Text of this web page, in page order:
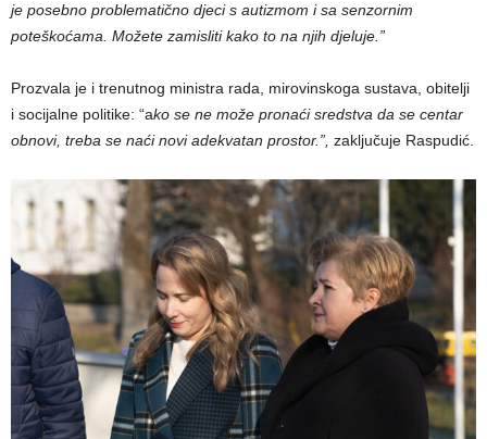
je posebno problematično djeci s autizmom i sa senzornim
poteškoćama. Možete zamisliti kako to na njih djeluje.”
Prozvala je i trenutnog ministra rada, mirovinskoga sustava, obitelji
i socijalne politike: “ako se ne može pronaći sredstva da se centar
obnovi, treba se naći novi adekvatan prostor.”, zaključuje Raspudić.